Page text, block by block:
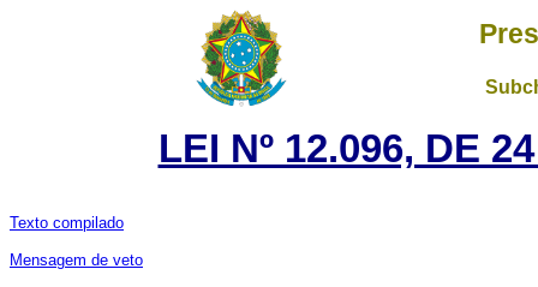
LEI Nº 12.096, DE
Texto compilado
Mensagem de veto